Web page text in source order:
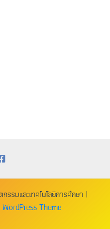
รมและเทคโนโลยีการศึกษา |
Theme